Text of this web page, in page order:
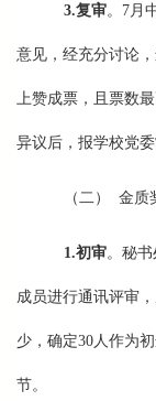
3.复审。7月
意见，经充分讨论
上赞成票，且票数
异议后，报学校党委
（二） 金质
1.初审。秘书
成员进行通讯评审
少，确定30人作为
节。